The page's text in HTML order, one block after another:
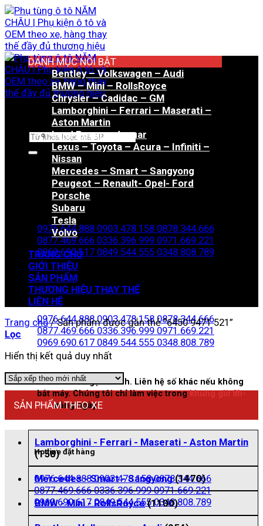
Bỏ
qua
nội
dung
Tìm
Hotline đặt hàng
0976.644.888 0903.478.158 0878.344.666
0877.469.666 0336.396.999 0971.669.221
0969.690.617 0849.544.555 0348.808.789
Zalo đặt hàng
0976.644.888 0903.478.158 0878.344.666
0877.469.666 0336.396.999 0971.669.221
0969.690.617 0849.544.555 0348.808.789
Nhấn vào để gọi nhanh. Liên hệ số khác nếu không
bắt máy. Chúng tôi chỉ làm việc trongkhung giờ 8h-
21hhằng ngày
Hotline đặt hàng
0976.644.888 0903.478.158 0878.344.666
0877.469.666 0336.396.999 0971.669.221
0969.690.617 0849.544.555 0348.808.789
DANH MỤC NỔI BẬT
Bentley – Volkswagen – Audi
BMW – Mini – RollsRoyce
Chrysler – Cadidac – GM
Lamborghini – Ferrari – Maserati –
Aston Martin
Land Rover – Jaguar
Lexus – Toyota – Acura – Infiniti –
Nissan
Mercedes – Smart – Sangyong
Peugeot – Renault- Opel- Ford
Porsche
Subaru
Tesla
Volvo
TRANG CHỦ
GIỚI THIỆU
SẢN PHẨM
THƯƠNG HIỆU THAY THẾ
LIÊN HỆ
Trang chủ /Sản phẩm được gắn thẻ “6450 9471 521”
Lọc
Hiển thị kết quả duy nhất
SẢN PHẨM THEO XE
Lamborghini - Ferrari - Maserati - Aston Martin
(158)
Mercedes - Smart - Sangyong (1470)
BMW - Mini - RollsRoyce (1100)